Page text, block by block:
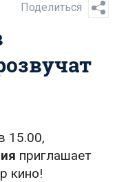
Поделиться
15.00,
приглашает
кино!